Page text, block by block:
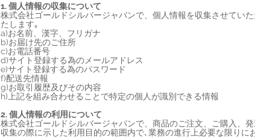
1. 個人情報の収集について
株式会社ゴールドシルバージャパンで、個人情報を収集させてい
たします｡
a)お名前、漢字、フリガナ
b)お届け先のご住所
c)お電話番号
d)サイト登録する為のメールアドレス
e)サイト登録する為のパスワード
f)配送先情報
g)お取引履歴及びその内容
h)上記を組み合わせることで特定の個人が識別できる情報
2. 個人情報の利用について
株式会社ゴールドシルバージャパンで、商品のご注文、ご購入、
収集の際に示した利用目的の範囲内で､業務の進行上必要な限りに